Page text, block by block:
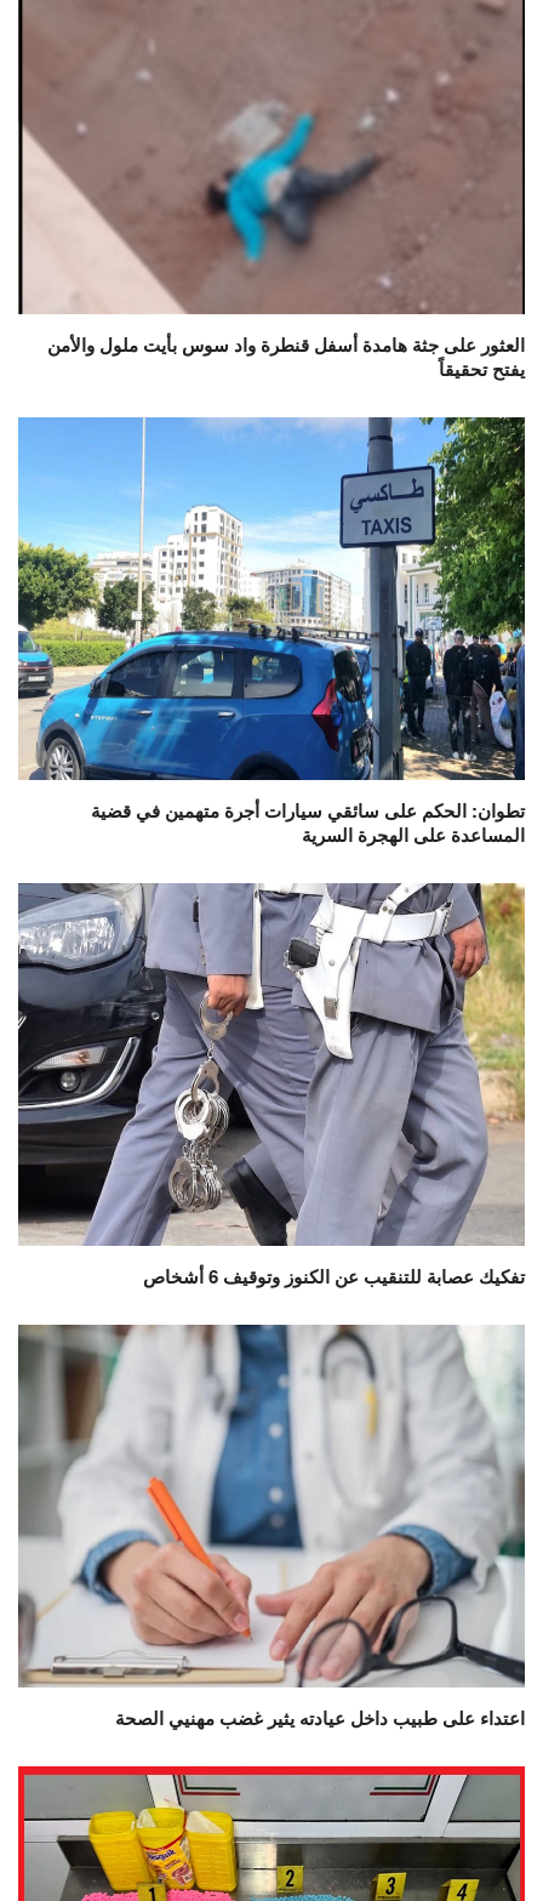
العثور على جثة هامدة أسفل قنطرة واد سوس بأيت ملول والأمن
يفتح تحقيقاً
تطوان: الحكم على سائقي سيارات أجرة متهمين في قضية
المساعدة على الهجرة السرية
تفكيك عصابة للتنقيب عن الكنوز وتوقيف 6 أشخاص
اعتداء على طبيب داخل عيادته يثير غضب مهنيي الصحة